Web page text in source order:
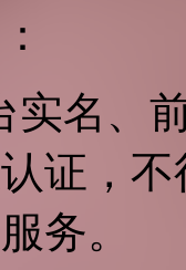
实名、
证，
务。